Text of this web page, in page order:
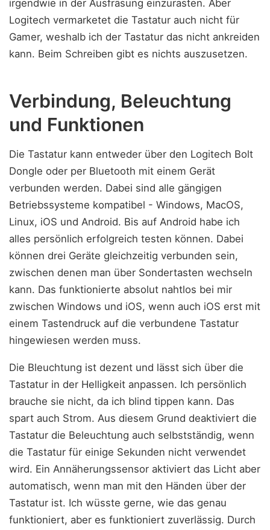
irgendwie in der Ausfräsung einzurasten. Aber
Logitech vermarketet die Tastatur auch nicht für
Gamer, weshalb ich der Tastatur das nicht ankreiden
kann. Beim Schreiben gibt es nichts auszusetzen.
Verbindung, Beleuchtung
und Funktionen
Die Tastatur kann entweder über den Logitech Bolt
Dongle oder per Bluetooth mit einem Gerät
verbunden werden. Dabei sind alle gängigen
Betriebssysteme kompatibel - Windows, MacOS,
Linux, iOS und Android. Bis auf Android habe ich
alles persönlich erfolgreich testen können. Dabei
können drei Geräte gleichzeitig verbunden sein,
zwischen denen man über Sondertasten wechseln
kann. Das funktionierte absolut nahtlos bei mir
zwischen Windows und iOS, wenn auch iOS erst mit
einem Tastendruck auf die verbundene Tastatur
hingewiesen werden muss.
Die Bleuchtung ist dezent und lässt sich über die
Tastatur in der Helligkeit anpassen. Ich persönlich
brauche sie nicht, da ich blind tippen kann. Das
spart auch Strom. Aus diesem Grund deaktiviert die
Tastatur die Beleuchtung auch selbstständig, wenn
die Tastatur für einige Sekunden nicht verwendet
wird. Ein Annäherungssensor aktiviert das Licht aber
automatisch, wenn man mit den Händen über der
Tastatur ist. Ich wüsste gerne, wie das genau
funktioniert, aber es funktioniert zuverlässig. Durch